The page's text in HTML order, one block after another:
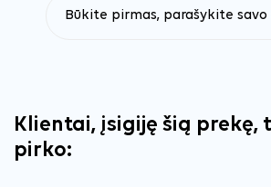
Būkite pirmas, parašykite
Klientai, įsigiję šią prekę,
pirko: